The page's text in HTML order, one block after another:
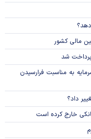
مالی کشور
به مناسبت فرارسیدن
داد؟
خارج کرده است